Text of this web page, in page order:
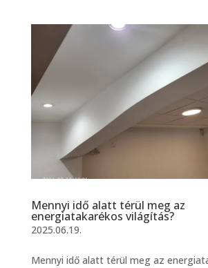
Mennyi idő alatt térül meg az
energiatakarékos világítás?
2025.06.19.
Mennyi idő alatt térül meg az